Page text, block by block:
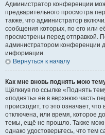
Администратор конференции
предварительного просмотра
также, что администратор
сообщения которых, по его или
просмотрены перед отправкой.
администратором конференции
информации.
Вернуться к началу
Как мне вновь поднять мою
Щёлкнув по ссылке «Поднять
«поднять» её в верхнюю часть
происходит, то это означает,
отключена, или время, которое
темы, ещё не прошло. Также
однако удостоверьтесь, что